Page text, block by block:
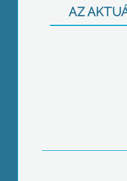
AZ
valamennyi